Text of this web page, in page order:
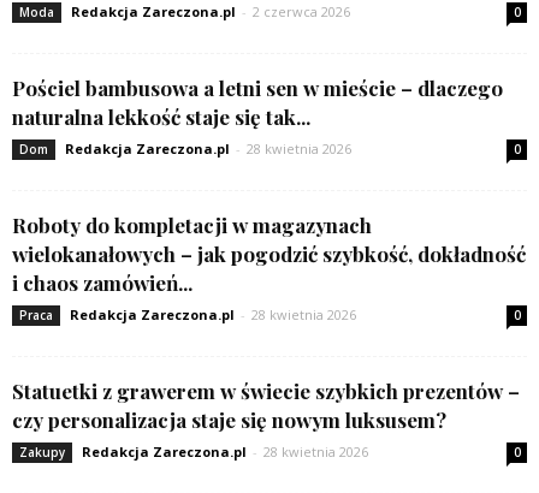
Moda Redakcja Zareczona.pl - 2 czerwca 2026 0
Pościel bambusowa a letni sen w mieście – dlaczego
naturalna lekkość staje się tak...
Dom Redakcja Zareczona.pl - 28 kwietnia 2026 0
Roboty do kompletacji w magazynach
wielokanałowych – jak pogodzić szybkość, dokładność
i chaos zamówień...
Praca Redakcja Zareczona.pl - 28 kwietnia 2026 0
Statuetki z grawerem w świecie szybkich prezentów –
czy personalizacja staje się nowym luksusem?
Zakupy Redakcja Zareczona.pl - 28 kwietnia 2026 0